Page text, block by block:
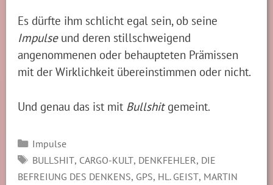
Es dürfte ihm schlicht egal sein, ob seine
Impulse und deren stillschweigend
angenommenen oder behaupteten Prämissen
mit der Wirklichkeit übereinstimmen oder nicht.
Und genau das ist mit Bullshit gemeint.
Kategorien
Impulse
SCHLAGWÖRTER
BULLSHIT, CARGO-KULT, DENKFEHLER, DIE
BEFREIUNG DES DENKENS, GPS, HL. GEIST, MARTIN